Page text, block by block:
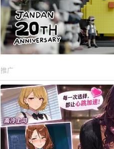
推广